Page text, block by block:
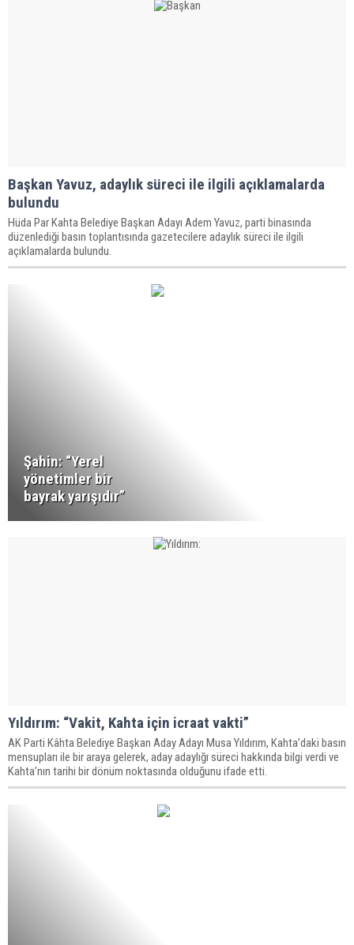
Başkan Yavuz, adaylık süreci ile ilgili açıklamalarda
bulundu
Hüda Par Kahta Belediye Başkan Adayı Adem Yavuz, parti binasında
düzenlediği basın toplantısında gazetecilere adaylık süreci ile ilgili
açıklamalarda bulundu.
Şahin: “Yerel
yönetimler bir
bayrak yarışıdır”
Yıldırım: “Vakit, Kahta için icraat vakti”
AK Parti Kâhta Belediye Başkan Aday Adayı Musa Yıldırım, Kahta’daki basın
mensupları ile bir araya gelerek, aday adaylığı süreci hakkında bilgi verdi ve
Kahta’nın tarihi bir dönüm noktasında olduğunu ifade etti.